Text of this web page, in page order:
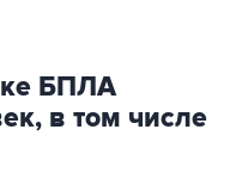
БПЛА
в том числе
- В результате